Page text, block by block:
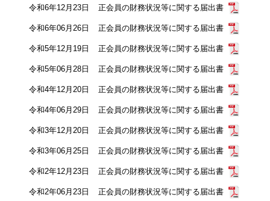
令和6年12月23日 正会員の財務状況等に関する届出書
令和6年06月26日 正会員の財務状況等に関する届出書
令和5年12月19日 正会員の財務状況等に関する届出書
令和5年06月28日 正会員の財務状況等に関する届出書
令和4年12月20日 正会員の財務状況等に関する届出書
令和4年06月29日 正会員の財務状況等に関する届出書
令和3年12月20日 正会員の財務状況等に関する届出書
令和3年06月25日 正会員の財務状況等に関する届出書
令和2年12月23日 正会員の財務状況等に関する届出書
令和2年06月23日 正会員の財務状況等に関する届出書